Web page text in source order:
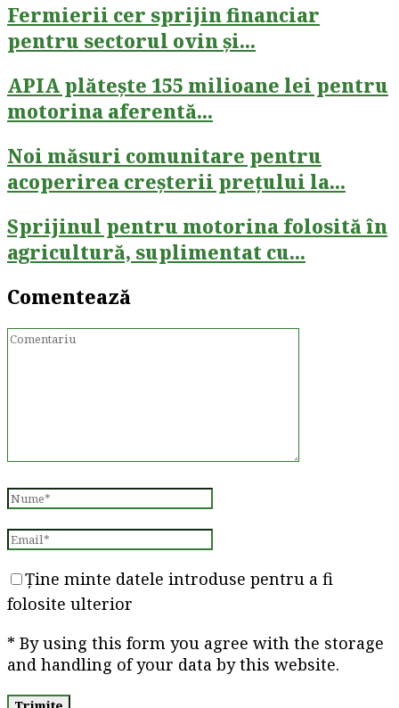
Fermierii cer sprijin financiar
pentru sectorul ovin și...
APIA plătește 155 milioane lei pentru
motorina aferentă...
Noi măsuri comunitare pentru
acoperirea creșterii prețului la...
Sprijinul pentru motorina folosită în
agricultură, suplimentat cu...
Comentează
Ține minte datele introduse pentru a fi
folosite ulterior
* By using this form you agree with the storage
and handling of your data by this website.